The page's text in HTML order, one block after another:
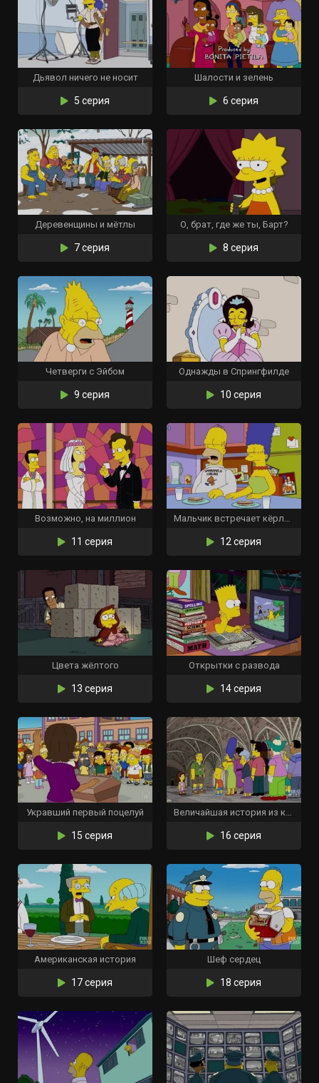
Дьявол ничего не носит
5 серия
Шалости и зелень
6 серия
Деревенщины и мётлы
7 серия
О, брат, где же ты, Барт?
8 серия
Четверги с Эйбом
9 серия
Однажды в Спрингфилде
10 серия
Возможно, на миллион
11 серия
Мальчик встречает кёрлинг
12 серия
Цвета жёлтого
13 серия
Открытки с развода
14 серия
Укравший первый поцелуй
15 серия
Величайшая история из когда-либо проваленных
16 серия
Американская история
17 серия
Шеф сердец
18 серия